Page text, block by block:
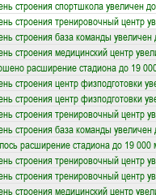
строения спортшкола увеличен
строения тренировочный центр
строения база команды увеличен
строения медицинский центр
расширение стадиона до 19
строения центр физподготовки
строения центр физподготовки
строения тренировочный центр
строения база команды увеличен
расширение стадиона до 19 000
строения тренировочный центр
строения тренировочный центр
строения медицинский центр